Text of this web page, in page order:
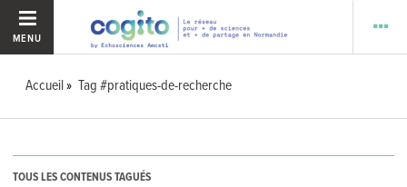
MENU
Accueil Tag #pratiques-de-recherche
TOUS LES CONTENUS TAGUÉS